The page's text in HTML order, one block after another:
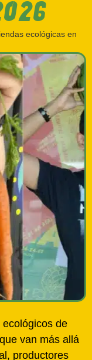
ecológicas en
de
van más allá
productores